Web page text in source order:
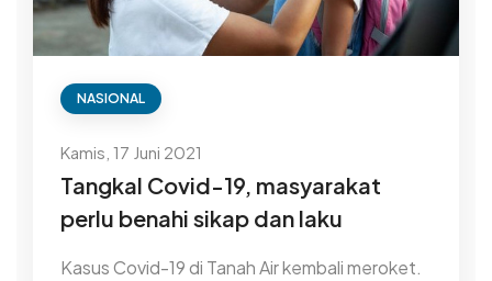
NASIONAL
Kamis, 17 Juni 2021
Tangkal Covid-19, masyarakat
perlu benahi sikap dan laku
Kasus Covid-19 di Tanah Air kembali meroket.